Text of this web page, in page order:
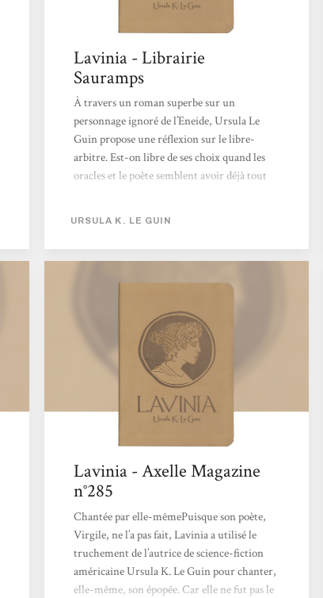
Lavinia - Librairie
Sauramps
À travers un roman superbe sur un
personnage ignoré de l’Eneide, Ursula Le
Guin propose une réflexion sur le libre-
arbitre. Est-on libre de ses choix quand les
oracles et le poète semblent avoir déjà tout
URSULA K. LE GUIN
Lavinia - Axelle Magazine
n°285
Chantée par elle-mêmePuisque son poète,
Virgile, ne l’a pas fait, Lavinia a utilisé le
truchement de l’autrice de science-fiction
américaine Ursula K. Le Guin pour chanter,
elle-même, son épopée. Car elle ne fut pas le